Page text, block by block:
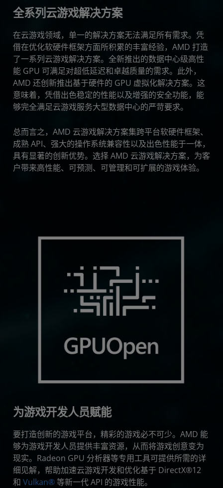
全系列云游戏解决方案
在云游戏领域，单一的解决方案无法满足所有需求。凭
借在优化软硬件框架方面所积累的丰富经验，AMD 打造
了一系列云游戏解决方案。全新推出的数据中心级高性
能 GPU 可满足对超低延迟和卓越质量的需求。此外，
AMD 还创新推出基于硬件的 GPU 虚拟化解决方案。这
意味着，凭借出色稳定的性能以及增强的安全功能，能
够完全满足云游戏服务大型数据中心的严苛要求。
总而言之，AMD 云游戏解决方案集跨平台软硬件框架、
成熟 API、强大的操作系统兼容性以及出色性能于一体，
具有显著的创新优势。选择 AMD 云游戏解决方案，为客
户带来高性能、可预测、可管理和可扩展的游戏体验。
为游戏开发人员赋能
要打造创新的游戏平台，精彩的游戏必不可少。AMD 能
够为游戏开发人员提供丰富资源，从而将游戏创意变为
现实。Radeon GPU 分析器等专用工具可提供所需的详
细见解，帮助加速云游戏开发和优化基于 DirectX®12
和 Vulkan®等新一代 API 的游戏性能。